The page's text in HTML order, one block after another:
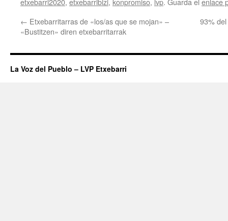
← Etxebarritarras de «los/as que se mojan» –
«Bustitzen» diren etxebarritarrak
93%
La Voz del Pueblo – LVP Etxebarri